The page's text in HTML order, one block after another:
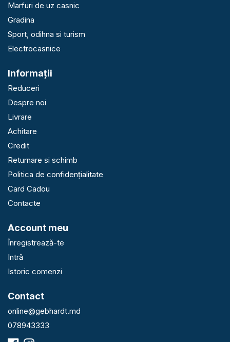
Marfuri de uz casnic
Gradina
Sport, odihna si turism
Electrocasnice
Informaţii
Reduceri
Despre noi
Livrare
Achitare
Credit
Returnare si schimb
Politica de confidențialitate
Card Cadou
Contacte
Account meu
Înregistrează-te
Intră
Istoric comenzi
Contact
online@gebhardt.md
078943333